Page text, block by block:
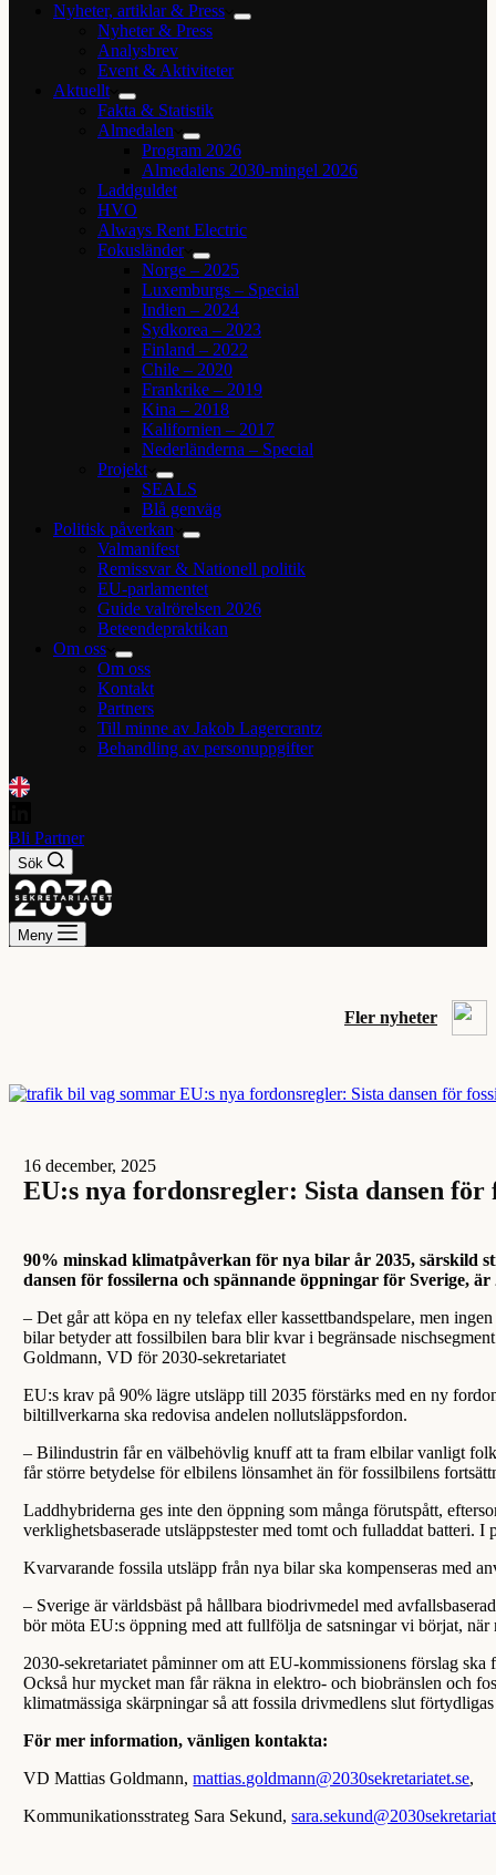
Nyheter, artiklar & Press
Nyheter & Press
Analysbrev
Event & Aktiviteter
Aktuellt
Fakta & Statistik
Almedalen
Program 2026
Almedalens 2030-mingel 2026
Laddguldet
HVO
Always Rent Electric
Fokusländer
Norge – 2025
Luxemburgs – Special
Indien – 2024
Sydkorea – 2023
Finland – 2022
Chile – 2020
Frankrike – 2019
Kina – 2018
Kalifornien – 2017
Nederländerna – Special
Projekt
SEALS
Blå genväg
Politisk påverkan
Valmanifest
Remissvar & Nationell politik
EU-parlamentet
Guide valrörelsen 2026
Beteendepraktikan
Om oss
Om oss
Kontakt
Partners
Till minne av Jakob Lagercrantz
Behandling av personuppgifter
Bli Partner
Sök
Meny
Fler nyheter
16 december, 2025
EU:s nya fordonsregler: Sista dansen för
90% minskad klimatpåverkan för nya bilar år 2035, särskild
dansen för fossilerna och spännande öppningar för Sverige,
– Det går att köpa en ny telefax eller kassettbandspelare, men
bilar betyder att fossilbilen bara blir kvar i begränsade
Goldmann, VD för 2030-sekretariatet
EU:s krav på 90% lägre utsläpp till 2035 förstärks med en ny
biltillverkarna ska redovisa andelen nollutsläppsfordon.
– Bilindustrin får en välbehövlig knuff att ta fram elbilar vanligt
får större betydelse för elbilens lönsamhet än för fossilbilens
Laddhybriderna ges inte den öppning som många förutspått,
verklighetsbaserade utsläppstester med tomt och fulladdat batteri.
Kvarvarande fossila utsläpp från nya bilar ska kompenseras med
– Sverige är världsbäst på hållbara biodrivmedel med
bör möta EU:s öppning med att fullfölja de satsningar vi börjat,
2030-sekretariatet påminner om att EU-kommissionens förslag
Också hur mycket man får räkna in elektro- och biobränslen och
klimatmässiga skärpningar så att fossila drivmedlens slut
För mer information, vänligen kontakta:
VD Mattias Goldmann,mattias.goldmann@2030sekretariatet.se,
Kommunikationsstrateg Sara Sekund,